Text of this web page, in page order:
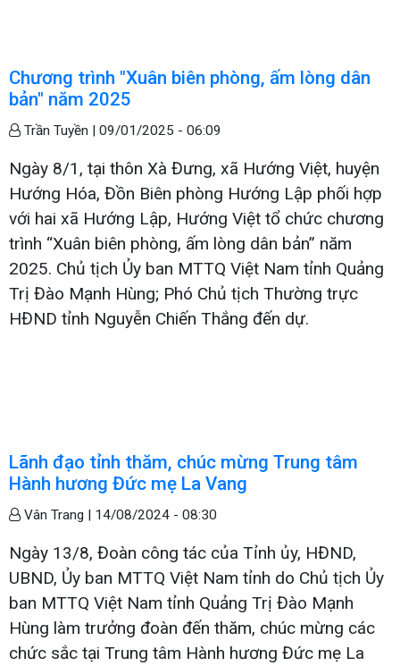
Chương trình "Xuân biên phòng, ấm lòng dân
bản" năm 2025
Trần Tuyền | 09/01/2025 - 06:09
Ngày 8/1, tại thôn Xà Đưng, xã Hướng Việt, huyện
Hướng Hóa, Đồn Biên phòng Hướng Lập phối hợp
với hai xã Hướng Lập, Hướng Việt tổ chức chương
trình “Xuân biên phòng, ấm lòng dân bản” năm
2025. Chủ tịch Ủy ban MTTQ Việt Nam tỉnh Quảng
Trị Đào Mạnh Hùng; Phó Chủ tịch Thường trực
HĐND tỉnh Nguyễn Chiến Thắng đến dự.
Lãnh đạo tỉnh thăm, chúc mừng Trung tâm
Hành hương Đức mẹ La Vang
Vân Trang | 14/08/2024 - 08:30
Ngày 13/8, Đoàn công tác của Tỉnh ủy, HĐND,
UBND, Ủy ban MTTQ Việt Nam tỉnh do Chủ tịch Ủy
ban MTTQ Việt Nam tỉnh Quảng Trị Đào Mạnh
Hùng làm trưởng đoàn đến thăm, chúc mừng các
chức sắc tại Trung tâm Hành hương Đức mẹ La